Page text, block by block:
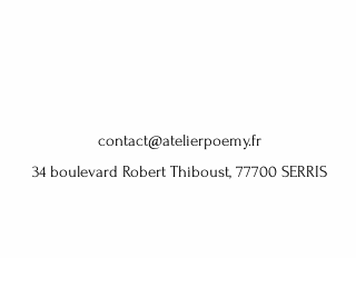
contact@atelierpoemy.fr
34 boulevard Robert Thiboust, 77700 SERRIS